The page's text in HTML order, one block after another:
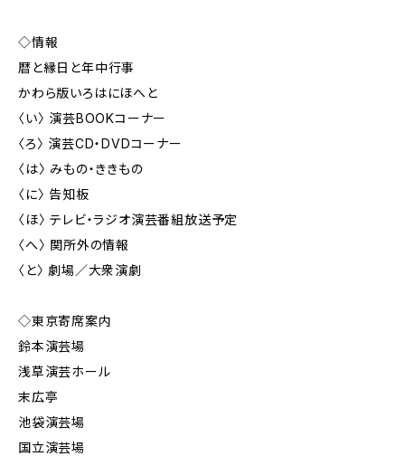
◇情報
暦と縁日と年中行事
かわら版いろはにほへと
〈い〉 演芸BOOKコーナー
〈ろ〉 演芸CD・DVDコーナー
〈は〉 みもの・ききもの
〈に〉 告知板
〈ほ〉 テレビ・ラジオ演芸番組放送予定
〈へ〉 関所外の情報
〈と〉 劇場／大衆演劇
◇東京寄席案内
鈴本演芸場
浅草演芸ホール
末広亭
池袋演芸場
国立演芸場